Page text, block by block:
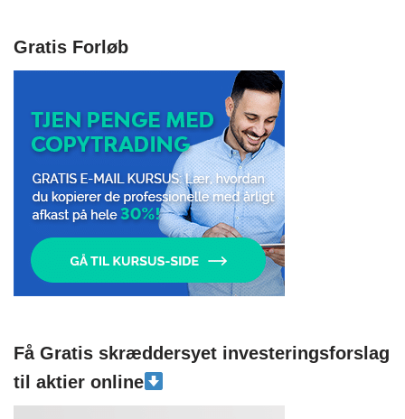
Gratis Forløb
Få Gratis skræddersyet investeringsforslag
til aktier online